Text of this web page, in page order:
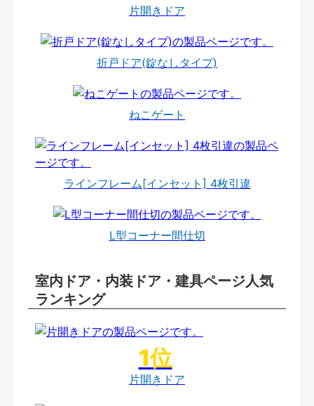
片開きドア
折戸ドア(錠なしタイプ)
ねこゲート
ラインフレーム[インセット] 4枚引違
L型コーナー間仕切
室内ドア・内装ドア・建具ページ人気
ランキング
片開きドア